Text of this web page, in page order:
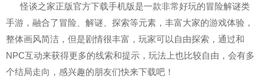
怪谈之家正版官方下载手机版是一款非常好玩的冒险解谜类
手游，融合了冒险、解谜、探索等元素，丰富大家的游戏体验，
整体画风简洁，但是剧情很丰富，玩家可以自由探索，通过和
NPC互动来获得更多的线索和提示，玩法上也比较自由，会有多
个结局走向，感兴趣的朋友们快来下载吧！